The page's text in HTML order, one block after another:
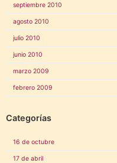
septiembre 2010
agosto 2010
julio 2010
junio 2010
marzo 2009
febrero 2009
Categorías
16 de octubre
17 de abril